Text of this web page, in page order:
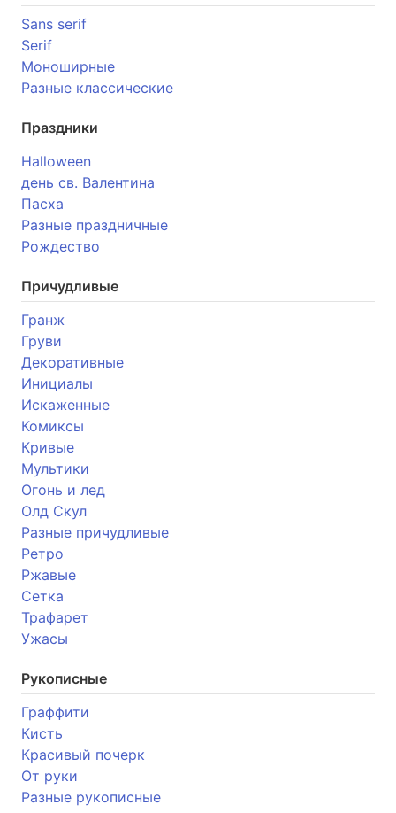
Sans serif
Serif
Моноширные
Разные классические
Праздники
Halloween
день св. Валентина
Пасха
Разные праздничные
Рождество
Причудливые
Гранж
Груви
Декоративные
Инициалы
Искаженные
Комиксы
Кривые
Мультики
Огонь и лед
Олд Скул
Разные причудливые
Ретро
Ржавые
Сетка
Трафарет
Ужасы
Рукописные
Граффити
Кисть
Красивый почерк
От руки
Разные рукописные